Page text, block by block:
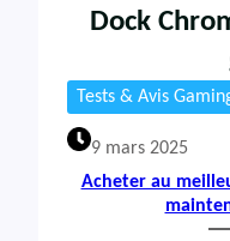
Dock
Tests & Avis
9 mars 2025
Acheter au